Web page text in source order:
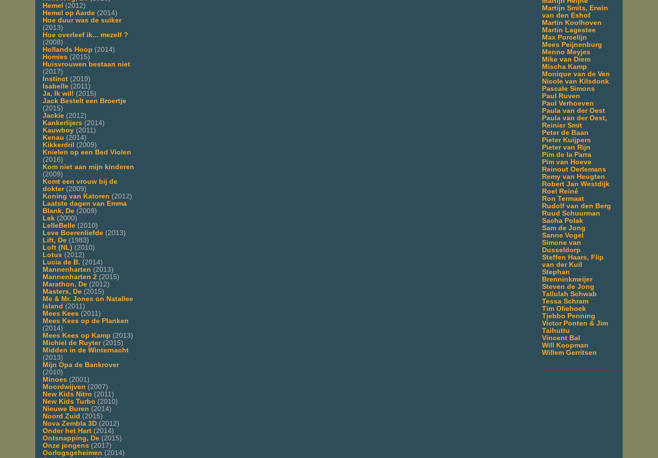
Hemel (2012)
Hemel op Aarde (2014)
Hoe duur was de suiker
(2013)
Hoe overleef ik... mezelf ?
(2008)
Hollands Hoop (2014)
Homies (2015)
Huisvrouwen bestaan niet
(2017)
Instinct (2019)
Isabelle (2011)
Ja, Ik wil! (2015)
Jack Bestelt een Broertje
(2015)
Jackie (2012)
Kankerlijers (2014)
Kauwboy (2011)
Kenau (2014)
Kikkerdril (2009)
Knielen op een Bed Violen
(2016)
Kom niet aan mijn kinderen
(2009)
Komt een vrouw bij de
dokter(2009)
Koning van Katoren (2012)
Laatste dagen van Emma
Blank, De (2009)
Lek (2000)
LelleBelle (2010)
Leve Boerenliefde (2013)
Lift, De (1983)
Loft (NL) (2010)
Lotus (2012)
Lucia de B. (2014)
Mannenharten (2013)
Mannenharten 2 (2015)
Marathon, De (2012)
Masters, De (2015)
Me & Mr. Jones on Natallee
Island (2011)
Mees Kees (2011)
Mees Kees op de Planken
(2014)
Mees Kees op Kamp (2013)
Michiel de Ruyter(2015)
Midden in de Winternacht
(2013)
Mijn Opa de Bankrover
(2010)
Minoes (2001)
Moordwijven (2007)
New Kids Nitro (2011)
New Kids Turbo (2010)
Nieuwe Buren (2014)
Noord Zuid (2015)
Nova Zembla 3D (2012)
Onder het Hart (2014)
Ontsnapping, De (2015)
Onze jongens (2017)
Oorlogsgeheimen (2014)
Martijn Smits, Erwin
van den Eshof
Martin Koolhoven
Martin Lagestee
Max Porcelijn
Mees Peijnenburg
Menno Meyjes
Mike van Diem
Mischa Kamp
Monique van de Ven
Nicole van Kilsdonk
Pascale Simons
Paul Ruven
Paul Verhoeven
Paula van der Oest
Paula van der Oest,
Reinier Smit
Peter de Baan
Pieter Kuijpers
Pieter van Rijn
Pim de la Parra
Pim van Hoeve
Reinout Oerlemans
Remy van Heugten
Robert Jan Westdijk
Roel Reiné
Ron Termaat
Rudolf van den Berg
Ruud Schuurman
Sacha Polak
Sam de Jong
Sanne Vogel
Simone van
Dusseldorp
Steffen Haars, Flip
van der Kuil
Stephan
Brenninkmeijer
Steven de Jong
Tallulah Schwab
Tessa Schram
Tim Oliehoek
Tjebbo Penning
Victor Ponten & Jim
Taihuttu
Vincent Bal
Will Koopman
Willem Gerritsen